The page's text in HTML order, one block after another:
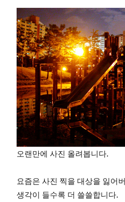
오랜만에 사진 올려봅니다.
요즘은 사진 찍을 대상을 잃어
생각이 들수록 더 쓸쓸합니다.